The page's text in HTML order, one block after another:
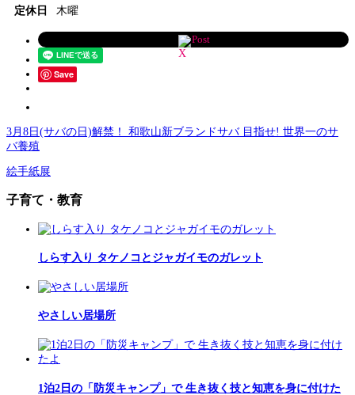
定休日
木曜
Post
Save
3月8日(サバの日)解禁！ 和歌山新ブランドサバ 目指せ! 世界一のサ
バ養殖
絵手紙展
子育て・教育
しらす入り タケノコとジャガイモのガレット
やさしい居場所
1泊2日の「防災キャンプ」で 生き抜く技と知恵を身に付けた